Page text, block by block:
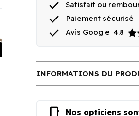
done Satisfait ou
done Paiement sécurisé
done Avis Google4.8
INFORMATIONS DU
Nos opticiens